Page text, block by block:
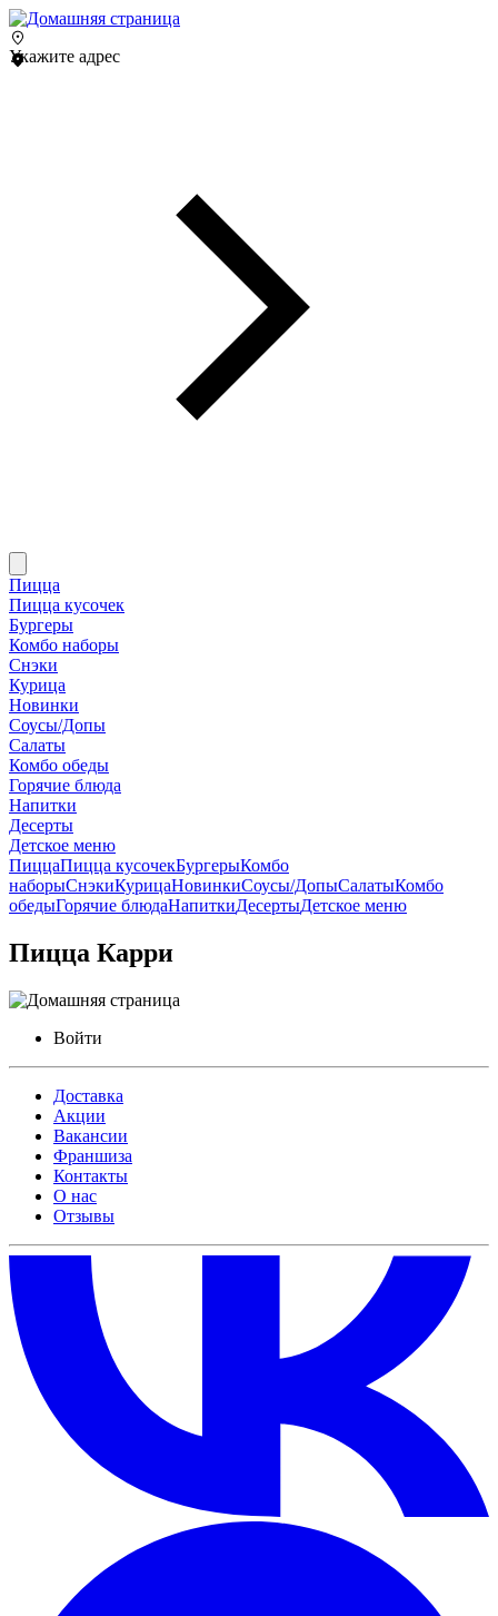
Укажите адрес
Пицца
Пицца кусочек
Бургеры
Комбо наборы
Снэки
Курица
Новинки
Соусы/Допы
Салаты
Комбо обеды
Горячие блюда
Напитки
Десерты
Детское меню
ПиццаПицца кусочекБургерыКомбо
наборыСнэкиКурицаНовинкиСоусы/ДопыСалатыКомбо
обедыГорячие блюдаНапиткиДесертыДетское меню
Пицца Карри
Войти
Доставка
Акции
Вакансии
Франшиза
Контакты
О нас
Отзывы